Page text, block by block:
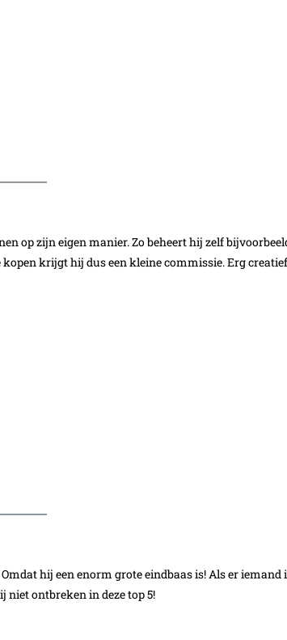
op zijn eigen manier. Zo beheert hij zelf
krijgt hij dus een kleine commissie. Erg
hij een enorm grote eindbaas is! Als er iemand
niet ontbreken in deze top 5!